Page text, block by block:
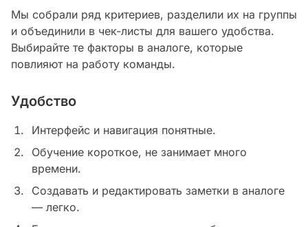
Мы собрали ряд критериев, разделили их на группы
и объединили в чек-листы для вашего удобства.
Выбирайте те факторы в аналоге, которые
повлияют на работу команды.
Удобство
Интерфейс и навигация понятные.
Обучение короткое, не занимает много
времени.
Создавать и редактировать заметки в аналоге
— легко.